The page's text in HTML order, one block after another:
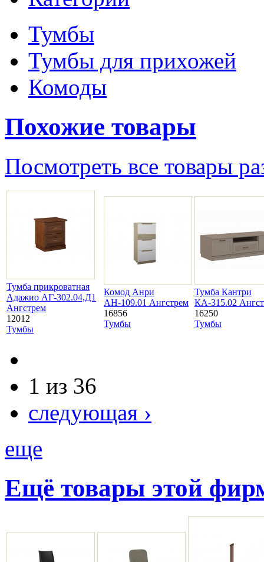
Тумбы
Тумбы для прихожей
Комоды
Похожие товары
Посмотреть все товары
Тумба прикроватная
Адажио АГ-302.04,Д1
Ангстрем
12012
Тумбы
Комод Анри
АН-109.01 Ангстрем
16856
Тумбы
Тумба Кантри
КА-315.02
16250
Тумбы
1 из 36
следующая ›
еще
Ещё товары этой